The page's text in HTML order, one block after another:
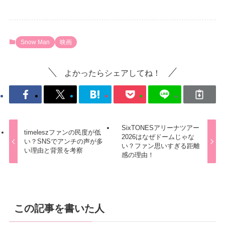
Snow Man 映画
よかったらシェアしてね！
timeleszファンの民度が低
い？SNSでアンチの声が多
い理由と背景を考察
SixTONESアリーナツアー
2026はなぜドームじゃな
い？ファン思いすぎる距離
感の理由！
この記事を書いた人